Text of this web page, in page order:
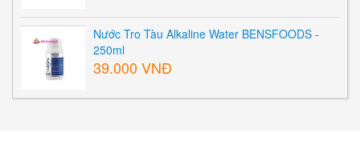
Nước Tro Tàu Alkaline Water BENSFOODS -
250ml
39.000 VNĐ